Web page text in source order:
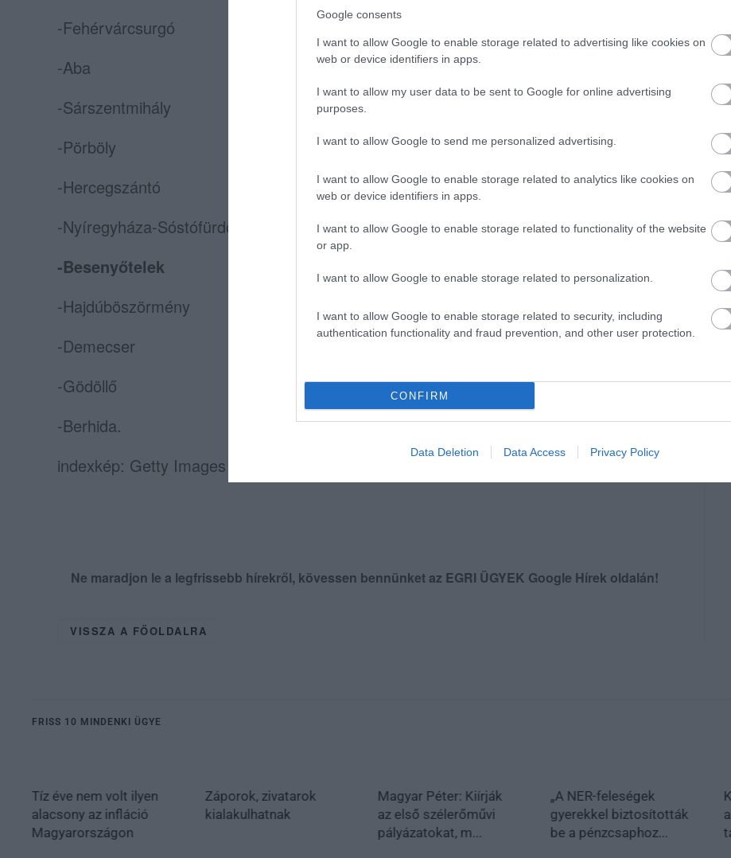
Google consents
I want to allow Google to enable storage related to advertising like cookies on
web or device identifiers in apps.
I want to allow my user data to be sent to Google for online advertising
purposes.
I want to allow Google to send me personalized advertising.
I want to allow Google to enable storage related to analytics like cookies on
web or device identifiers in apps.
I want to allow Google to enable storage related to functionality of the website
or app.
I want to allow Google to enable storage related to personalization.
I want to allow Google to enable storage related to security, including
authentication functionality and fraud prevention, and other user protection.
CONFIRM
Data Deletion Data Access Privacy Policy
-Fehérvárcsurgó
-Aba
-Sárszentmihály
-Pörböly
-Hercegszántó
-Nyíregyháza-Sóstófürdő
-Besenyőtelek
-Hajdúböszörmény
-Demecser
-Gödöllő
-Berhida.
indexkép: Getty Images
Ne maradjon le a legfrissebb hírekről, kövessen bennünket az EGRI ÜGYEK Google Hírek oldalán!
VISSZA A FŐOLDALRA
FRISS 10 MINDENKI ÜGYE
Tíz éve nem volt ilyen
alacsony az infláció
Magyarországon
Záporok, zivatarok
kialakulhatnak
Magyar Péter: Kiírják
az első szélerőművi
pályázatokat, m...
„A NER-feleségek
gyerekkel biztosították
be a pénzcsaphoz...